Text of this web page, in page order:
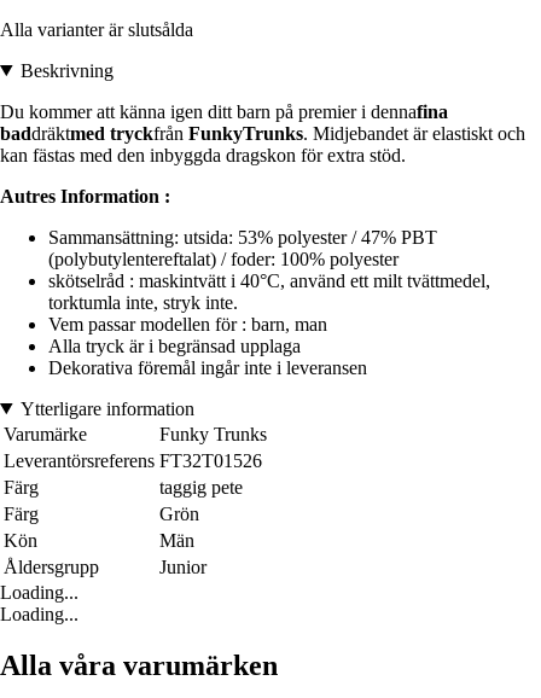
Alla varianter är slutsålda
Beskrivning
Du kommer att känna igen ditt barn på premier i dennafina
baddräktmed tryckfrån FunkyTrunks. Midjebandet är elastiskt och
kan fästas med den inbyggda dragskon för extra stöd.
Autres Information :
Sammansättning: utsida: 53% polyester / 47% PBT
(polybutylentereftalat) / foder: 100% polyester
skötselråd : maskintvätt i 40°C, använd ett milt tvättmedel,
torktumla inte, stryk inte.
Vem passar modellen för : barn, man
Alla tryck är i begränsad upplaga
Dekorativa föremål ingår inte i leveransen
Ytterligare information
Varumärke
Funky Trunks
Leverantörsreferens FT32T01526
Färg
taggig pete
Färg
Grön
Kön
Män
Åldersgrupp
Junior
Loading...
Loading...
Alla våra varumärken